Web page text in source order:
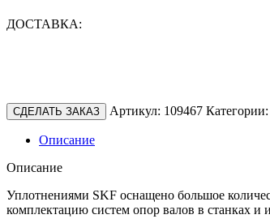
ДОСТАВКА:
СДЕЛАТЬ ЗАКАЗ Артикул: 109467 Категории:
Описание
Описание
Уплотнениями SKF оснащено большое
комплектацию систем опор валов в станках и